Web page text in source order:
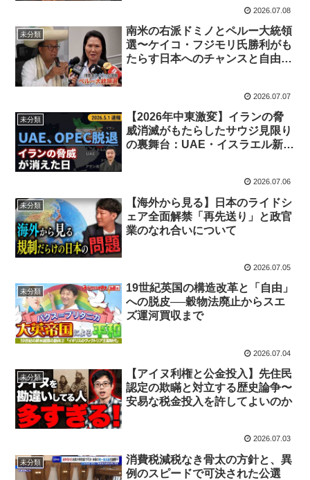
2026.07.08
未分類
南米の右派ドミノとペルー大統領
選〜ケイコ・フジモリ氏勝利がも
たらす日本へのチャンスと自由主
2026.07.07
未分類
【2026年中東激変】イランの脅
威消滅がもたらしたサウジ見限り
の裏舞台：UAE・イスラエル新同
2026.07.06
未分類
【海外から見る】日本のライドシ
ェア全面解禁「再先送り」と政官
業のなれ合いについて
2026.07.05
未分類
19世紀英国の構造改革と「自由」
への脱皮──穀物法廃止からスエ
ズ運河買収まで
2026.07.04
未分類
【アイヌ利権と公金投入】先住民
認定の欺瞞と対立する歴史論争〜
安易な税金投入を許してよいのか
2026.07.03
未分類
消費税減税なき骨太の方針と、異
例のスピードで可決された公選